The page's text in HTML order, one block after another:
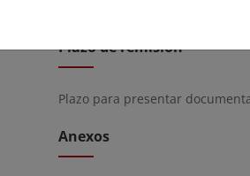
En el plazo indicado, los
Plazo de remisión
Plazo para presentar
Anexos